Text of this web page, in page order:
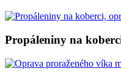
Propáleniny na